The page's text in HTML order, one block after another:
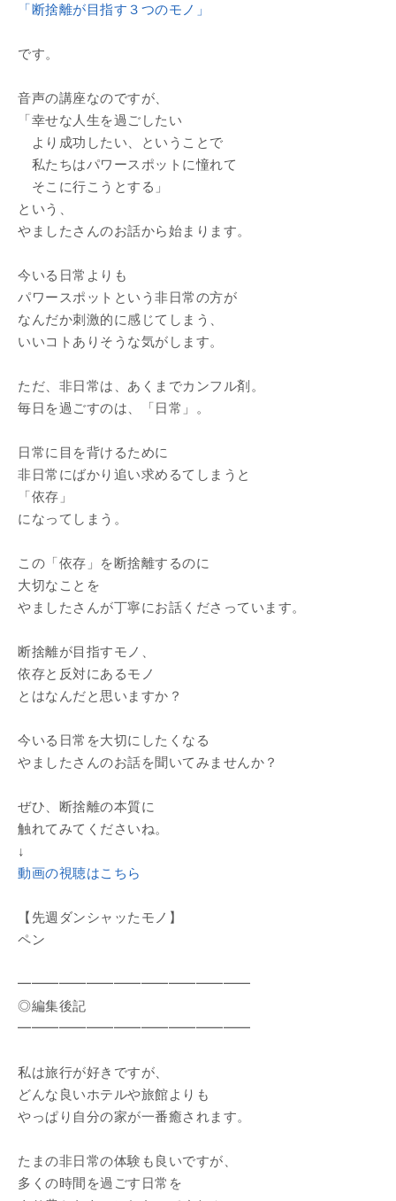
「断捨離が目指す３つのモノ」
です。
音声の講座なのですが、
「幸せな人生を過ごしたい
より成功したい、ということで
私たちはパワースポットに憧れて
そこに行こうとする」
という、
やましたさんのお話から始まります。
今いる日常よりも
パワースポットという非日常の方が
なんだか刺激的に感じてしまう、
いいコトありそうな気がします。
ただ、非日常は、あくまでカンフル剤。
毎日を過ごすのは、「日常」。
日常に目を背けるために
非日常にばかり追い求めるてしまうと
「依存」
になってしまう。
この「依存」を断捨離するのに
大切なことを
やましたさんが丁寧にお話くださっています。
断捨離が目指すモノ、
依存と反対にあるモノ
とはなんだと思いますか？
今いる日常を大切にしたくなる
やましたさんのお話を聞いてみませんか？
ぜひ、断捨離の本質に
触れてみてくださいね。
↓
動画の視聴はこちら
【先週ダンシャッたモノ】
ペン
━━━━━━━━━━━━━━━━━
◎編集後記
━━━━━━━━━━━━━━━━━
私は旅行が好きですが、
どんな良いホテルや旅館よりも
やっぱり自分の家が一番癒されます。
たまの非日常の体験も良いですが、
多くの時間を過ごす日常を